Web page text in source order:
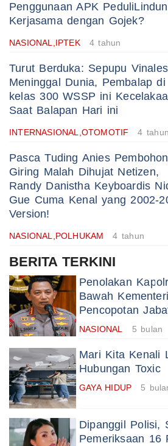
Penggunaan APK
Kerjasama dengan Gojek?
NASIONAL,IPTEK 4 tahun
Turut Berduka: Sepupu Vinales
Meninggal Dunia, Pembalap di
kelas 300 WSSP ini
Saat Balapan Hari ini
INTERNASIONAL,OTOMOTIF 4 tahun
Pasca Tuding Anies
Giring Malah Dihujat Netizen,
Randy Danistha Keyboardis
Gue Cuma Kenal yang 2002-
Version!
NASIONAL,POLHUKAM 4 tahun
BERITA TERKINI
Penolakan
Bawah
Pencopotan
NASIONAL 5 bulan
Mari Kita Kenali
Hubungan Toxic
GAYA HIDUP 5
Dipanggil Polisi,
Pemeriksaan 16